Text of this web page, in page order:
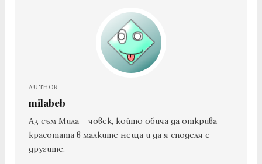
AUTHOR
milabeb
Аз съм Мила – човек, който обича да открива
красотата в малките неща и да я споделя с
другите.